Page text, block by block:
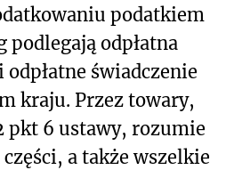
podatkiem
podlegają odpłatna
świadczenie
kraju. Przez towary,
pkt 6 ustawy, rozumie
a także wszelkie